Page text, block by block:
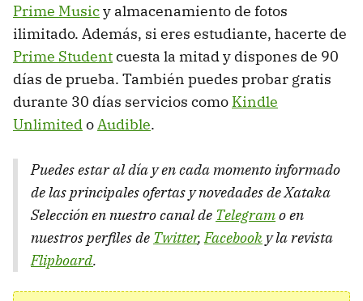
Prime Musicy almacenamiento de fotos
ilimitado. Además, si eres estudiante, hacerte de
Prime Studentcuesta la mitad y dispones de 90
días de prueba. También puedes probar gratis
durante 30 días servicios como Kindle
UnlimitedoAudible.
Puedes estar al día y en cada momento informado
de las principales ofertas y novedades de Xataka
Selección en nuestro canal de Telegramo en
nuestros perfiles de Twitter,Facebook y la revista
Flipboard.